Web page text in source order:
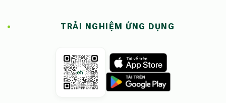
TRẢI NGHIỆM ỨNG DỤNG